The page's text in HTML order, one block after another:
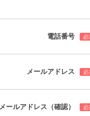
電話番号
メールアドレス
メールアドレス（確認）